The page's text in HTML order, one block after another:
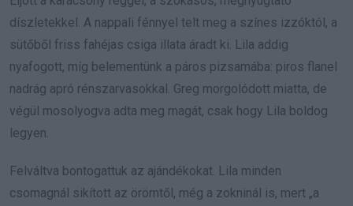
díszletekkel. A nappali fénnyel telt meg a színes izzóktól, a
sütőből friss fahéjas csiga illata áradt ki. Lila addig
nyafogott, míg belementünk a páros pizsamába: piros flanel
nadrág apró rénszarvasokkal. Greg morgolódott miatta, de
végül mosolyogva adta meg magát, csak hogy Lila boldog
legyen.
Felváltva bontogattuk az ajándékokat. Lila minden
csomagnál sikított az örömtől, még a zokninál is, mert „a